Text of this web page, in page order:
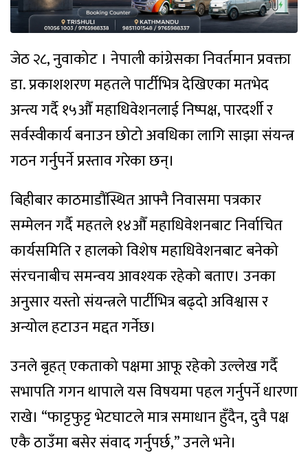
जेठ २८, नुवाकोट । नेपाली कांग्रेसका निवर्तमान प्रवक्ता
डा. प्रकाशशरण महतले पार्टीभित्र देखिएका मतभेद
अन्त्य गर्दै १५औँ महाधिवेशनलाई निष्पक्ष, पारदर्शी र
सर्वस्वीकार्य बनाउन छोटो अवधिका लागि साझा संयन्त्र
गठन गर्नुपर्ने प्रस्ताव गरेका छन्।
बिहीबार काठमाडौंस्थित आफ्नै निवासमा पत्रकार
सम्मेलन गर्दै महतले १४औँ महाधिवेशनबाट निर्वाचित
कार्यसमिति र हालको विशेष महाधिवेशनबाट बनेको
संरचनाबीच समन्वय आवश्यक रहेको बताए। उनका
अनुसार यस्तो संयन्त्रले पार्टीभित्र बढ्दो अविश्वास र
अन्योल हटाउन मद्दत गर्नेछ।
उनले बृहत् एकताको पक्षमा आफू रहेको उल्लेख गर्दै
सभापति गगन थापाले यस विषयमा पहल गर्नुपर्ने धारणा
राखे। “फाट्टफुट्ट भेटघाटले मात्र समाधान हुँदैन, दुवै पक्ष
एकै ठाउँमा बसेर संवाद गर्नुपर्छ,” उनले भने।